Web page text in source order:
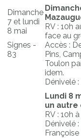
Dimanche
7 et lundi
8 mai
Signes -
83
RV : 10h
face au
Accès :
Pins,
Toulon
idem.
Dénivelé
Lundi 8
un autre
RV : 10h
Dénivelé